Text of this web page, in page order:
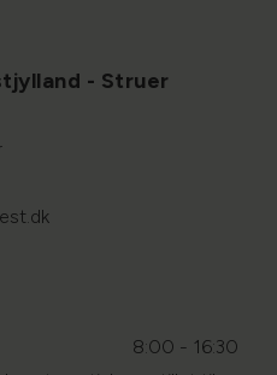
- Struer
8:00 - 16:30